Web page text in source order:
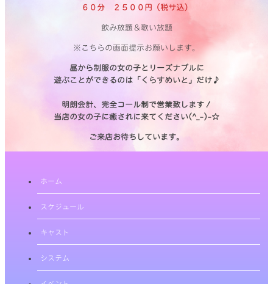
６０分 ２５００円（税サ込）
飲み放題＆歌い放題
※こちらの画面提示お願いします。
昼から制服の女の子とリーズナブルに
遊ぶことができるのは「くらすめいと」だけ♪
明朗会計、完全コール制で営業致します！
当店の女の子に癒されに来てください(^_-)-☆
ご来店お待ちしています。
ホーム
スケジュール
キャスト
システム